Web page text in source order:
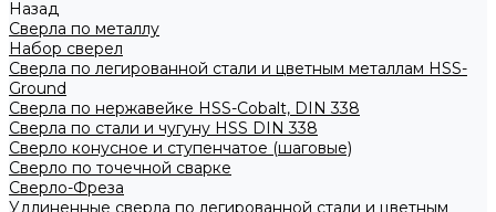
Назад
Сверла по металлу
Набор сверел
Сверла по легированной стали и цветным металлам HSS-
Ground
Сверла по нержавейке HSS-Cobalt, DIN 338
Сверла по стали и чугуну HSS DIN 338
Сверло конусное и ступенчатое (шаговые)
Сверло по точечной сварке
Сверло-Фреза
Удлиненные сверла по легированной стали и цветным